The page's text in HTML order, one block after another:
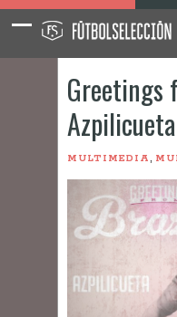
Greetings
Azpilicueta
MULTIMEDIA ,